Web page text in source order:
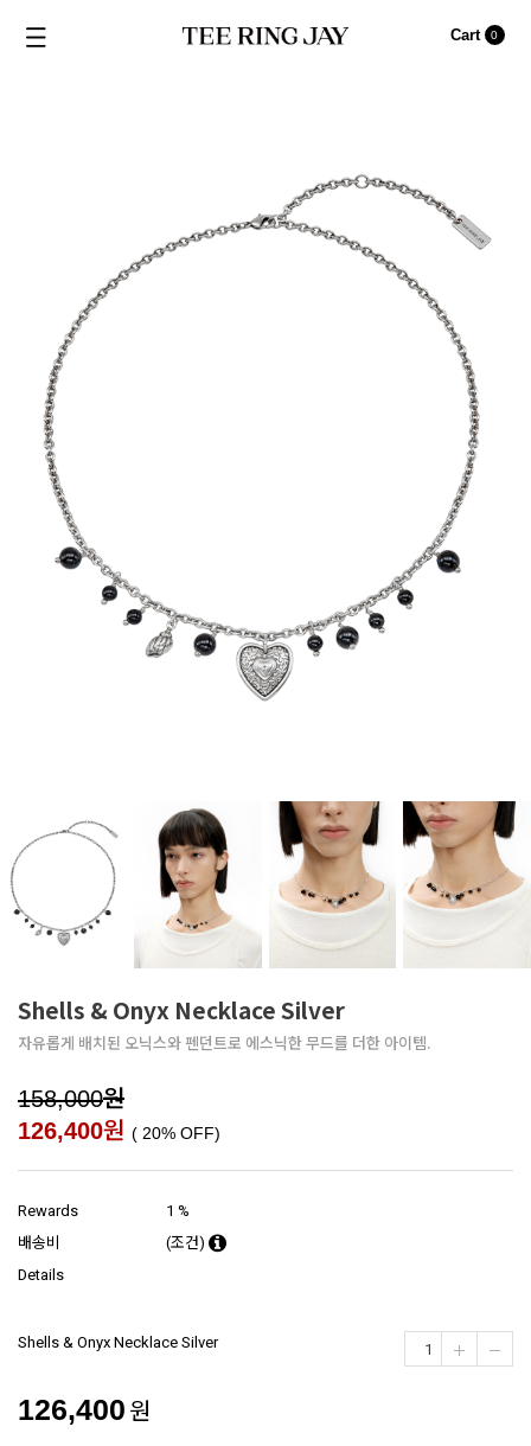
Cart 0
Shells & Onyx Necklace Silver
자유롭게 배치된 오닉스와 펜던트로 에스닉한 무드를 더한 아이템.
158,000원
126,400원 ( 20% OFF)
Rewards
1 %
배송비
(조건)
Details
Shells & Onyx Necklace Silver
126,400원